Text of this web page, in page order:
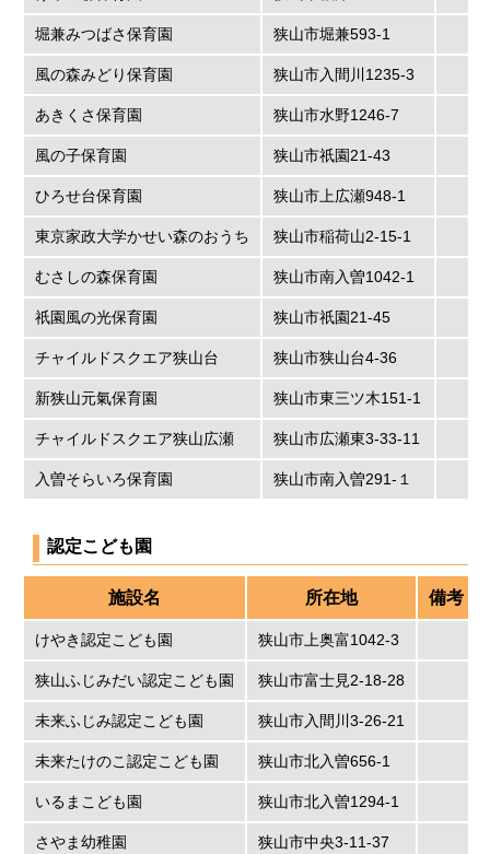
堀兼みつばさ保育園 狭山市堀兼593-1
風の森みどり保育園 狭山市入間川1235-3
あきくさ保育園 狭山市水野1246-7
風の子保育園 狭山市祇園21-43
ひろせ台保育園 狭山市上広瀬948-1
東京家政大学かせい森のおうち 狭山市稲荷山2-15-1
むさしの森保育園 狭山市南入曽1042-1
祇園風の光保育園 狭山市祇園21-45
チャイルドスクエア狭山台 狭山市狭山台4-36
新狭山元氣保育園 狭山市東三ツ木151-1
チャイルドスクエア狭山広瀬 狭山市広瀬東3-33-11
入曽そらいろ保育園 狭山市南入曽291-１
認定こども園
施設名 所在地 備考
けやき認定こども園 狭山市上奥富1042-3
狭山ふじみだい認定こども園 狭山市富士見2-18-28
未来ふじみ認定こども園 狭山市入間川3-26-21
未来たけのこ認定こども園 狭山市北入曽656-1
いるまこども園 狭山市北入曽1294-1
さやま幼稚園 狭山市中央3-11-37